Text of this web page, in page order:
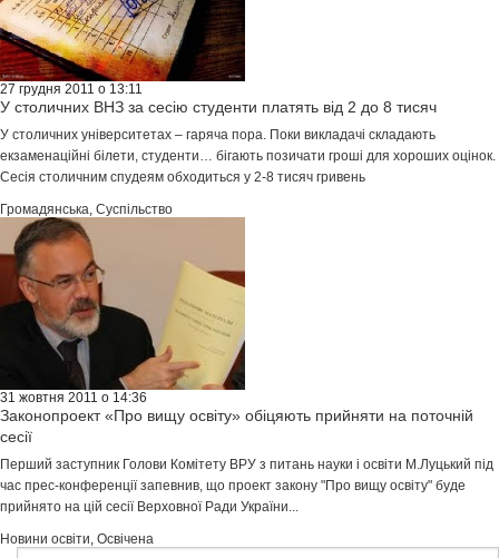
27 грудня 2011 о 13:11
У столичних ВНЗ за сесію студенти платять від 2 до 8 тисяч
У столичних університетах – гаряча пора. Поки викладачі складають
екзаменаційні білети, студенти… бігають позичати гроші для хороших оцінок.
Сесія столичним спудеям обходиться у 2-8 тисяч гривень
Громадянська, Суспільство
31 жовтня 2011 о 14:36
Законопроект «Про вищу освіту» обіцяють прийняти на поточній
сесії
Перший заступник Голови Комітету ВРУ з питань науки і освіти М.Луцький під
час прес-конференції запевнив, що проект закону "Про вищу освіту" буде
прийнято на цій сесії Верховної Ради України...
Новини освіти, Освічена